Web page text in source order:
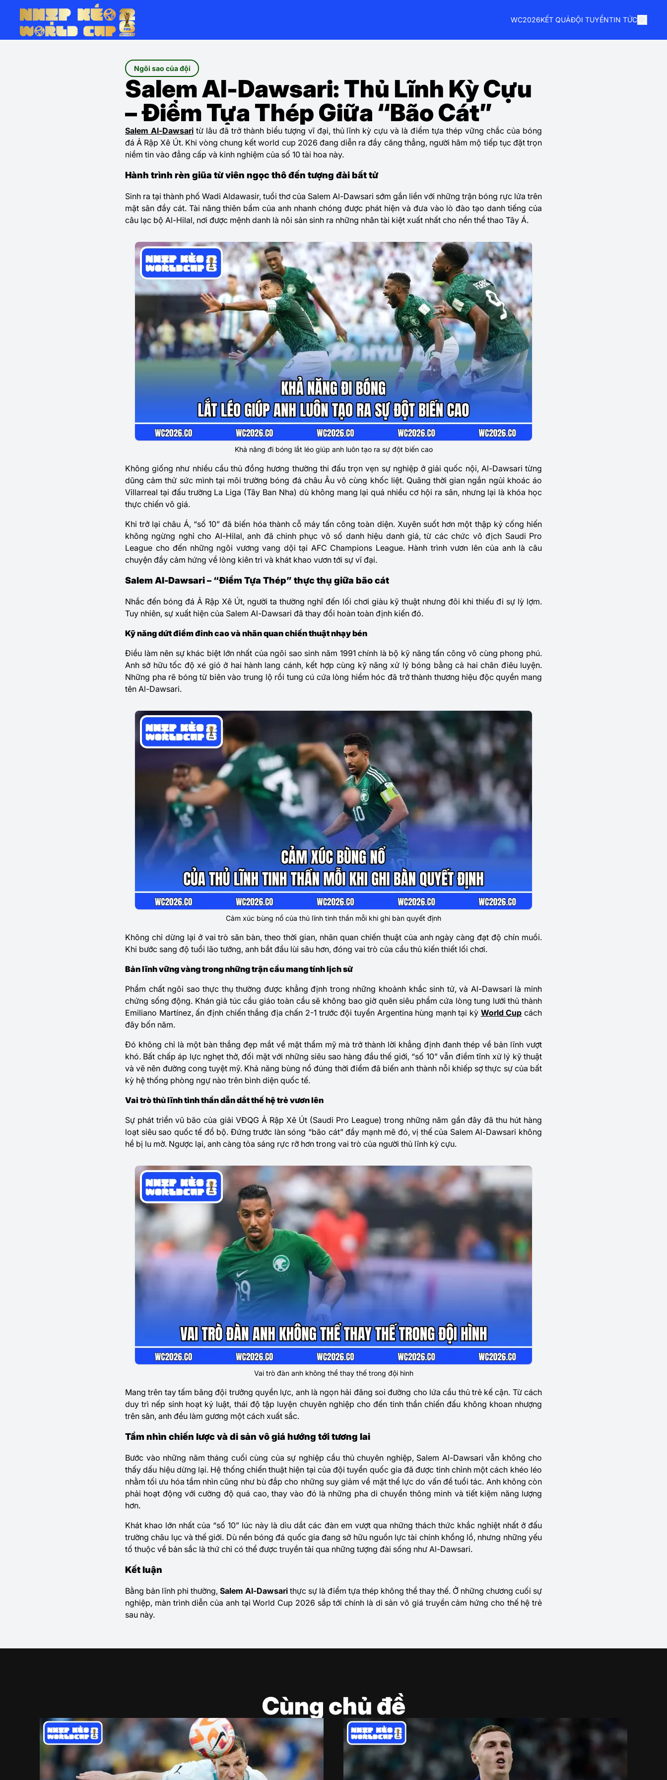
WC2026KẾT QUẢĐỘI TUYỂNTIN TỨC
Ngôi sao của đội
Salem Al-Dawsari: Thủ Lĩnh Kỳ Cựu
– Điểm Tựa Thép Giữa “Bão Cát”
Salem Al-Dawsaritừ lâu đã trở thành biểu tượng vĩ đại, thủ lĩnh kỳ cựu và là điểm tựa thép vững chắc của bóng
đá Ả Rập Xê Út. Khi vòng chung kết world cup 2026 đang diễn ra đầy căng thẳng, người hâm mộ tiếp tục đặt trọn
niềm tin vào đẳng cấp và kinh nghiệm của số 10 tài hoa này.
Hành trình rèn giũa từ viên ngọc thô đến tượng đài bất tử
Sinh ra tại thành phố Wadi Aldawasir, tuổi thơ của Salem Al-Dawsari sớm gắn liền với những trận bóng rực lửa trên
mặt sân đầy cát. Tài năng thiên bẩm của anh nhanh chóng được phát hiện và đưa vào lò đào tạo danh tiếng của
câu lạc bộ Al-Hilal, nơi được mệnh danh là nôi sản sinh ra những nhân tài kiệt xuất nhất cho nền thể thao Tây Á.
Khả năng đi bóng lắt léo giúp anh luôn tạo ra sự đột biến cao
Không giống như nhiều cầu thủ đồng hương thường thi đấu trọn vẹn sự nghiệp ở giải quốc nội, Al-Dawsari từng
dũng cảm thử sức mình tại môi trường bóng đá châu Âu vô cùng khốc liệt. Quãng thời gian ngắn ngủi khoác áo
Villarreal tại đấu trường La Liga (Tây Ban Nha) dù không mang lại quá nhiều cơ hội ra sân, nhưng lại là khóa học
thực chiến vô giá.
Khi trở lại châu Á, “số 10” đã biến hóa thành cỗ máy tấn công toàn diện. Xuyên suốt hơn một thập kỷ cống hiến
không ngừng nghỉ cho Al-Hilal, anh đã chinh phục vô số danh hiệu danh giá, từ các chức vô địch Saudi Pro
League cho đến những ngôi vương vang dội tại AFC Champions League. Hành trình vươn lên của anh là câu
chuyện đầy cảm hứng về lòng kiên trì và khát khao vươn tới sự vĩ đại.
Salem Al-Dawsari – “Điểm Tựa Thép” thực thụ giữa bão cát
Nhắc đến bóng đá Ả Rập Xê Út, người ta thường nghĩ đến lối chơi giàu kỹ thuật nhưng đôi khi thiếu đi sự lỳ lợm.
Tuy nhiên, sự xuất hiện của Salem Al-Dawsari đã thay đổi hoàn toàn định kiến đó.
Kỹ năng dứt điểm đỉnh cao và nhãn quan chiến thuật nhạy bén
Điều làm nên sự khác biệt lớn nhất của ngôi sao sinh năm 1991 chính là bộ kỹ năng tấn công vô cùng phong phú.
Anh sở hữu tốc độ xé gió ở hai hành lang cánh, kết hợp cùng kỹ năng xử lý bóng bằng cả hai chân điêu luyện.
Những pha rẽ bóng từ biên vào trung lộ rồi tung cú cứa lòng hiểm hóc đã trở thành thương hiệu độc quyền mang
tên Al-Dawsari.
Cảm xúc bùng nổ của thủ lĩnh tinh thần mỗi khi ghi bàn quyết định
Không chỉ dừng lại ở vai trò săn bàn, theo thời gian, nhãn quan chiến thuật của anh ngày càng đạt độ chín muồi.
Khi bước sang độ tuổi lão tướng, anh bắt đầu lùi sâu hơn, đóng vai trò của cầu thủ kiến thiết lối chơi.
Bản lĩnh vững vàng trong những trận cầu mang tính lịch sử
Phẩm chất ngôi sao thực thụ thường được khẳng định trong những khoảnh khắc sinh tử, và Al-Dawsari là minh
chứng sống động. Khán giả túc cầu giáo toàn cầu sẽ không bao giờ quên siêu phẩm cứa lòng tung lưới thủ thành
Emiliano Martínez, ấn định chiến thắng địa chấn 2-1 trước đội tuyển Argentina hùng mạnh tại kỳ World Cup cách
đây bốn năm.
Đó không chỉ là một bàn thắng đẹp mắt về mặt thẩm mỹ mà trở thành lời khẳng định đanh thép về bản lĩnh vượt
khó. Bất chấp áp lực nghẹt thở, đối mặt với những siêu sao hàng đầu thế giới, “số 10” vẫn điềm tĩnh xử lý kỹ thuật
và vẽ nên đường cong tuyệt mỹ. Khả năng bùng nổ đúng thời điểm đã biến anh thành nỗi khiếp sợ thực sự của bất
kỳ hệ thống phòng ngự nào trên bình diện quốc tế.
Vai trò thủ lĩnh tinh thần dẫn dắt thế hệ trẻ vươn lên
Sự phát triển vũ bão của giải VĐQG Ả Rập Xê Út (Saudi Pro League) trong những năm gần đây đã thu hút hàng
loạt siêu sao quốc tế đổ bộ. Đứng trước làn sóng “bão cát” đầy mạnh mẽ đó, vị thế của Salem Al-Dawsari không
hề bị lu mờ. Ngược lại, anh càng tỏa sáng rực rỡ hơn trong vai trò của người thủ lĩnh kỳ cựu.
Vai trò đàn anh không thể thay thế trong đội hình
Mang trên tay tấm băng đội trưởng quyền lực, anh là ngọn hải đăng soi đường cho lứa cầu thủ trẻ kế cận. Từ cách
duy trì nếp sinh hoạt kỷ luật, thái độ tập luyện chuyên nghiệp cho đến tinh thần chiến đấu không khoan nhượng
trên sân, anh đều làm gương một cách xuất sắc.
Tầm nhìn chiến lược và di sản vô giá hướng tới tương lai
Bước vào những năm tháng cuối cùng của sự nghiệp cầu thủ chuyên nghiệp, Salem Al-Dawsari vẫn không cho
thấy dấu hiệu dừng lại. Hệ thống chiến thuật hiện tại của đội tuyển quốc gia đã được tinh chỉnh một cách khéo léo
nhằm tối ưu hóa tầm nhìn cũng như bù đắp cho những suy giảm về mặt thể lực do vấn đề tuổi tác. Anh không còn
phải hoạt động với cường độ quá cao, thay vào đó là những pha di chuyển thông minh và tiết kiệm năng lượng
hơn.
Khát khao lớn nhất của “số 10” lúc này là dìu dắt các đàn em vượt qua những thách thức khắc nghiệt nhất ở đấu
trường châu lục và thế giới. Dù nền bóng đá quốc gia đang sở hữu nguồn lực tài chính khổng lồ, nhưng những yếu
tố thuộc về bản sắc là thứ chỉ có thể được truyền tải qua những tượng đài sống như Al-Dawsari.
Kết luận
Bằng bản lĩnh phi thường, Salem Al-Dawsari thực sự là điểm tựa thép không thể thay thế. Ở những chương cuối sự
nghiệp, màn trình diễn của anh tại World Cup 2026 sắp tới chính là di sản vô giá truyền cảm hứng cho thế hệ trẻ
sau này.
Cùng chủ đề